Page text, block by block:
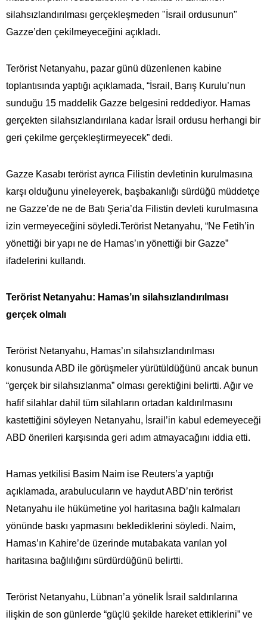
silahsızlandırılması gerçekleşmeden "İsrail ordusunun"
Gazze’den çekilmeyeceğini açıkladı.
Terörist Netanyahu, pazar günü düzenlenen kabine
toplantısında yaptığı açıklamada, “İsrail, Barış Kurulu’nun
sunduğu 15 maddelik Gazze belgesini reddediyor. Hamas
gerçekten silahsızlandırılana kadar İsrail ordusu herhangi bir
geri çekilme gerçekleştirmeyecek” dedi.
Gazze Kasabı terörist ayrıca Filistin devletinin kurulmasına
karşı olduğunu yineleyerek, başbakanlığı sürdüğü müddetçe
ne Gazze’de ne de Batı Şeria’da Filistin devleti kurulmasına
izin vermeyeceğini söyledi.Terörist Netanyahu, “Ne Fetih’in
yönettiği bir yapı ne de Hamas’ın yönettiği bir Gazze”
ifadelerini kullandı.
Terörist Netanyahu: Hamas’ın silahsızlandırılması
gerçek olmalı
Terörist Netanyahu, Hamas’ın silahsızlandırılması
konusunda ABD ile görüşmeler yürütüldüğünü ancak bunun
“gerçek bir silahsızlanma” olması gerektiğini belirtti. Ağır ve
hafif silahlar dahil tüm silahların ortadan kaldırılmasını
kastettiğini söyleyen Netanyahu, İsrail’in kabul edemeyeceği
ABD önerileri karşısında geri adım atmayacağını iddia etti.
Hamas yetkilisi Basim Naim ise Reuters’a yaptığı
açıklamada, arabulucuların ve haydut ABD’nin terörist
Netanyahu ile hükümetine yol haritasına bağlı kalmaları
yönünde baskı yapmasını beklediklerini söyledi. Naim,
Hamas’ın Kahire’de üzerinde mutabakata varılan yol
haritasına bağlılığını sürdürdüğünü belirtti.
Terörist Netanyahu, Lübnan’a yönelik İsrail saldırılarına
ilişkin de son günlerde “güçlü şekilde hareket ettiklerini” ve